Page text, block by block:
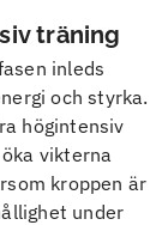
träning
inleds
och styrka.
högintensiv
vikterna
kroppen är
under